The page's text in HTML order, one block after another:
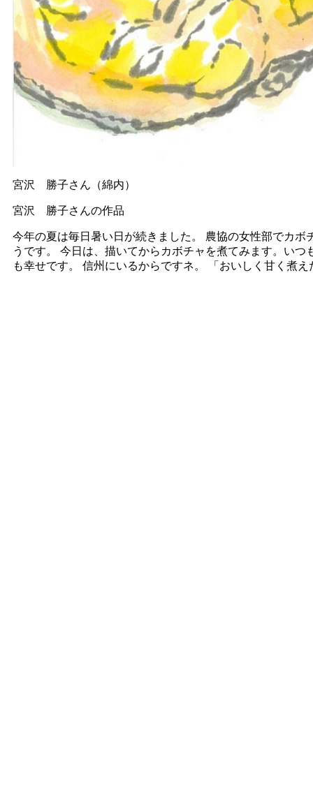
宮沢 勝子さん（綿内）
宮沢 勝子さんの作品
今年の夏は毎日暑い日が続きました。 農協の女性部でカ
うです。 今日は、描いてからカボチャを煮てみます。い
も幸せです。 信州にいるからですネ。 「おいしく甘く煮え